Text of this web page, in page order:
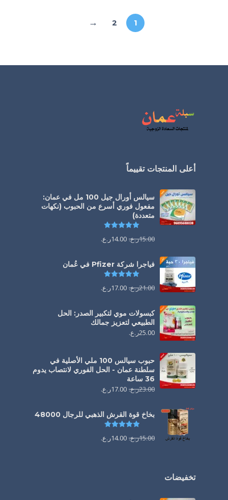
1
2
←
أعلى المنتجات تقييماً
سيالس أورال جيل 100 مل في عمان:
مفعول فوري أسرع من الحبوب (نكهات
متعددة)
15.00ر.ع. 14.00ر.ع.
فياجرا شركة Pfizer في عُمان
21.00ر.ع. 17.00ر.ع.
كبسولات موي لتكبير الصدر: الحل
الطبيعي لتعزيز جمالك
25.00ر.ع.
حبوب سيالس 100 ملي الأصلية في
سلطنة عمان - الحل الفوري لانتصاب يدوم
36 ساعة
23.00ر.ع. 17.00ر.ع.
بخاخ قوة القرش الذهبي للرجال 48000
تم التقييم
15.00ر.ع. 14.00ر.ع.
تخفيضات